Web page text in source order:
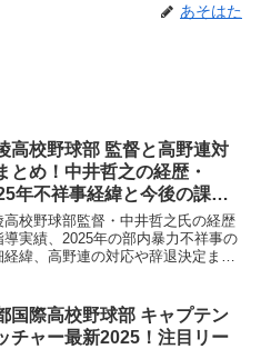
あそはた
高校野球部 監督と高野連対
とめ！中井哲之の経歴・
年不祥事経緯と今後の課題
全ガイド】
高校野球部監督・中井哲之氏の経歴
導実績、2025年の部内暴力不祥事の
経緯、高野連の対応や辞退決定まで
ドです。
国際高校野球部 キャプテン
チャー最新2025！注目リー